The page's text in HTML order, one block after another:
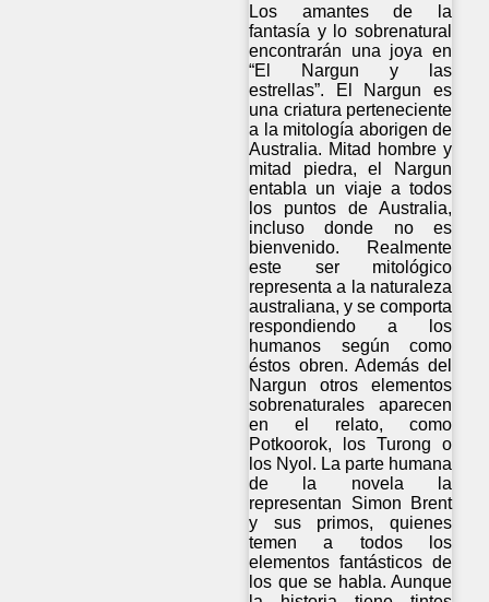
Los amantes de la
fantasía y lo sobrenatural
encontrarán una joya en
“El Nargun y las
estrellas”. El Nargun es
una criatura perteneciente
a la mitología aborigen de
Australia. Mitad hombre y
mitad piedra, el Nargun
entabla un viaje a todos
los puntos de Australia,
incluso donde no es
bienvenido. Realmente
este ser mitológico
representa a la naturaleza
australiana, y se comporta
respondiendo a los
humanos según como
éstos obren. Además del
Nargun otros elementos
sobrenaturales aparecen
en el relato, como
Potkoorok, los Turong o
los Nyol. La parte humana
de la novela la
representan Simon Brent
y sus primos, quienes
temen a todos los
elementos fantásticos de
los que se habla. Aunque